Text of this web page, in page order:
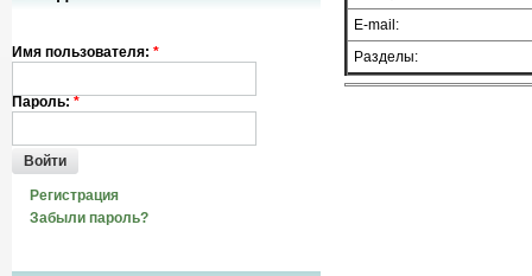
E-mail:
Разделы:
Имя пользователя: *
Пароль: *
Войти
Регистрация
Забыли пароль?